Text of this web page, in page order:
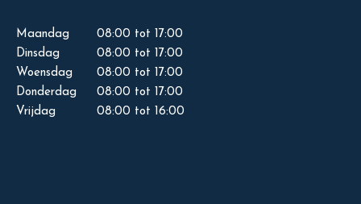
Maandag
08:00 tot 17:00
Dinsdag
08:00 tot 17:00
Woensdag
08:00 tot 17:00
Donderdag
08:00 tot 17:00
Vrijdag
08:00 tot 16:00